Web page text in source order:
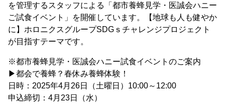
を管理するスタッフによる「都市養蜂見学・医誠会ハニー
ご試食イベント」を開催しています。【地球も人も健やか
に】ホロニクスグループSDGｓチャレンジプロジェクト
が目指すテーマです。
※都市養蜂見学・医誠会ハニー試食イベントのご案内
▶都会で養蜂？春休み養蜂体験！
日時：2025年4月26日（土曜日）10:00～12:00
申込締切：4月23日（水）